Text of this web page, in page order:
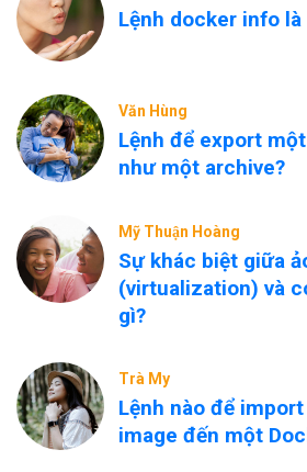
Lệnh docker info là
Văn Hùng
Lệnh để export
như một archive?
Mỹ Thuận Hoàng
Sự khác biệt giữa
(virtualization) và
gì?
Trà My
Lệnh nào để
image đến một